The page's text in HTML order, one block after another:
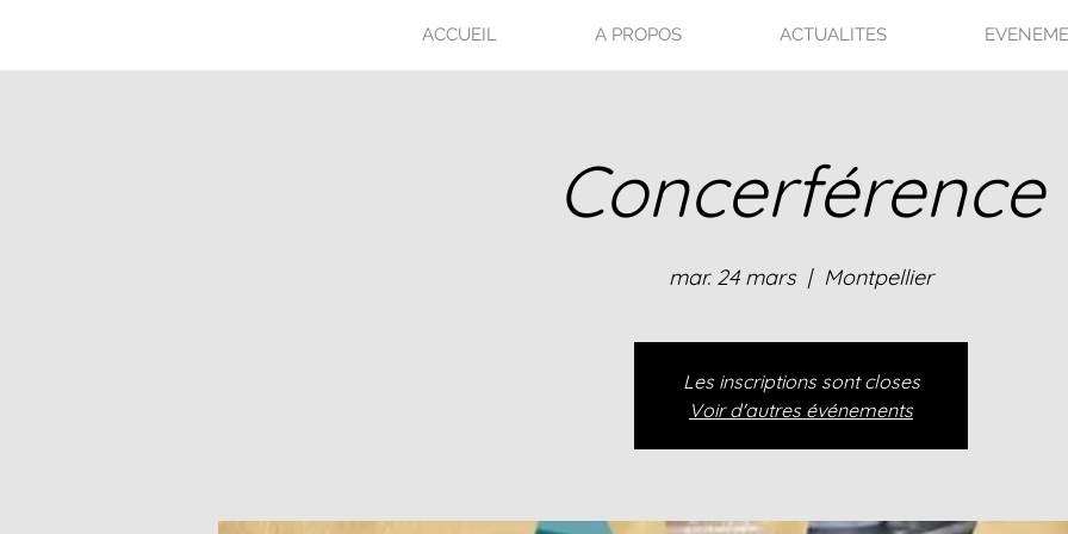
ACCUEIL A PROPOS ACTUALITES
Concerférence
mar. 24 mars
  |
Montpellier
Les inscriptions sont closes
Voir d'autres événements